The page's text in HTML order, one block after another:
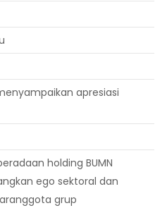
apresiasi
holding BUMN
ego sektoral dan
grup